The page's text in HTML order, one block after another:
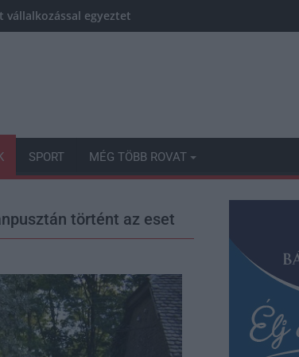
egyeztetett a kerékpárgyár dolgozóinak
SPORT MÉG TÖBB ROVAT
történt az eset